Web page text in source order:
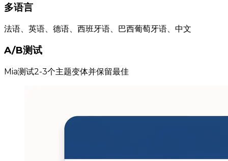
多语言
法语、英语、德语、西班牙语、巴西葡萄牙语、中文
A/B测试
Mia测试2-3个主题变体并保留最佳